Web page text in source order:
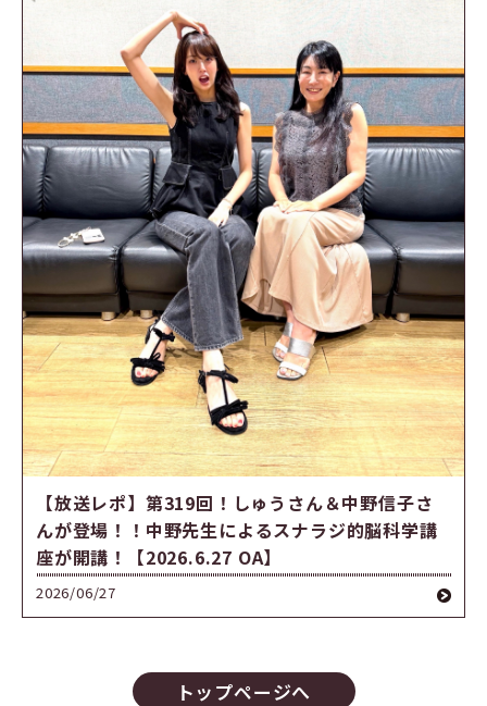
【放送レポ】第319回！しゅうさん＆中野信子さ
んが登場！！中野先生によるスナラジ的脳科学講
座が開講！【2026.6.27 OA】
2026/06/27
トップページへ